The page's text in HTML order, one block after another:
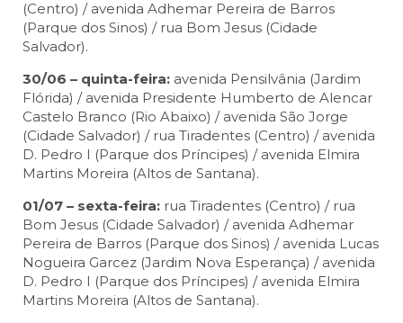
(Centro) / avenida Adhemar Pereira de Barros
(Parque dos Sinos) / rua Bom Jesus (Cidade
Salvador).
30/06 – quinta-feira: avenida Pensilvânia (Jardim
Flórida) / avenida Presidente Humberto de Alencar
Castelo Branco (Rio Abaixo) / avenida São Jorge
(Cidade Salvador) / rua Tiradentes (Centro) / avenida
D. Pedro I (Parque dos Príncipes) / avenida Elmira
Martins Moreira (Altos de Santana).
01/07 – sexta-feira: rua Tiradentes (Centro) / rua
Bom Jesus (Cidade Salvador) / avenida Adhemar
Pereira de Barros (Parque dos Sinos) / avenida Lucas
Nogueira Garcez (Jardim Nova Esperança) / avenida
D. Pedro I (Parque dos Príncipes) / avenida Elmira
Martins Moreira (Altos de Santana).